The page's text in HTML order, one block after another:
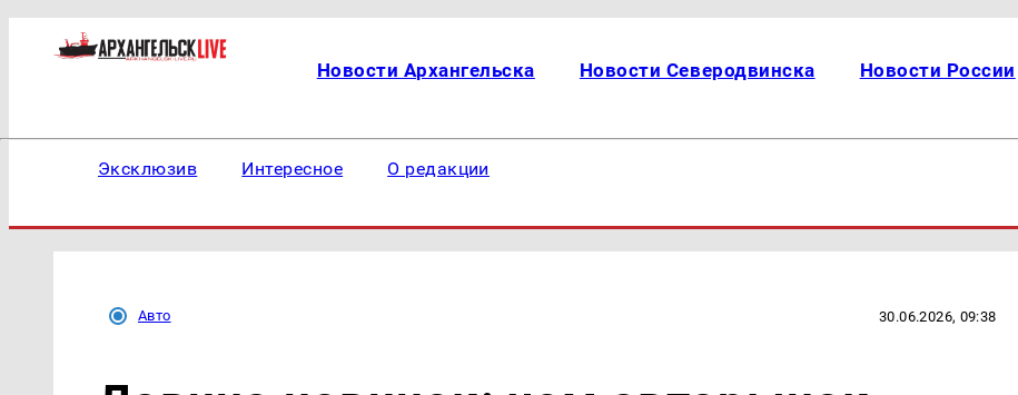
Новости Архангельска Новости Северодвинска Новости России
Эксклюзив Интересное О редакции
Авто 30.06.2026, 09:38